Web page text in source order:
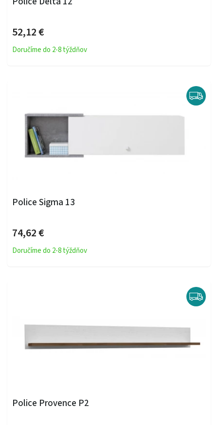
52,12 €
Doručíme do 2-8 týždňov
Police Sigma 13
74,62 €
Doručíme do 2-8 týždňov
Police Provence P2